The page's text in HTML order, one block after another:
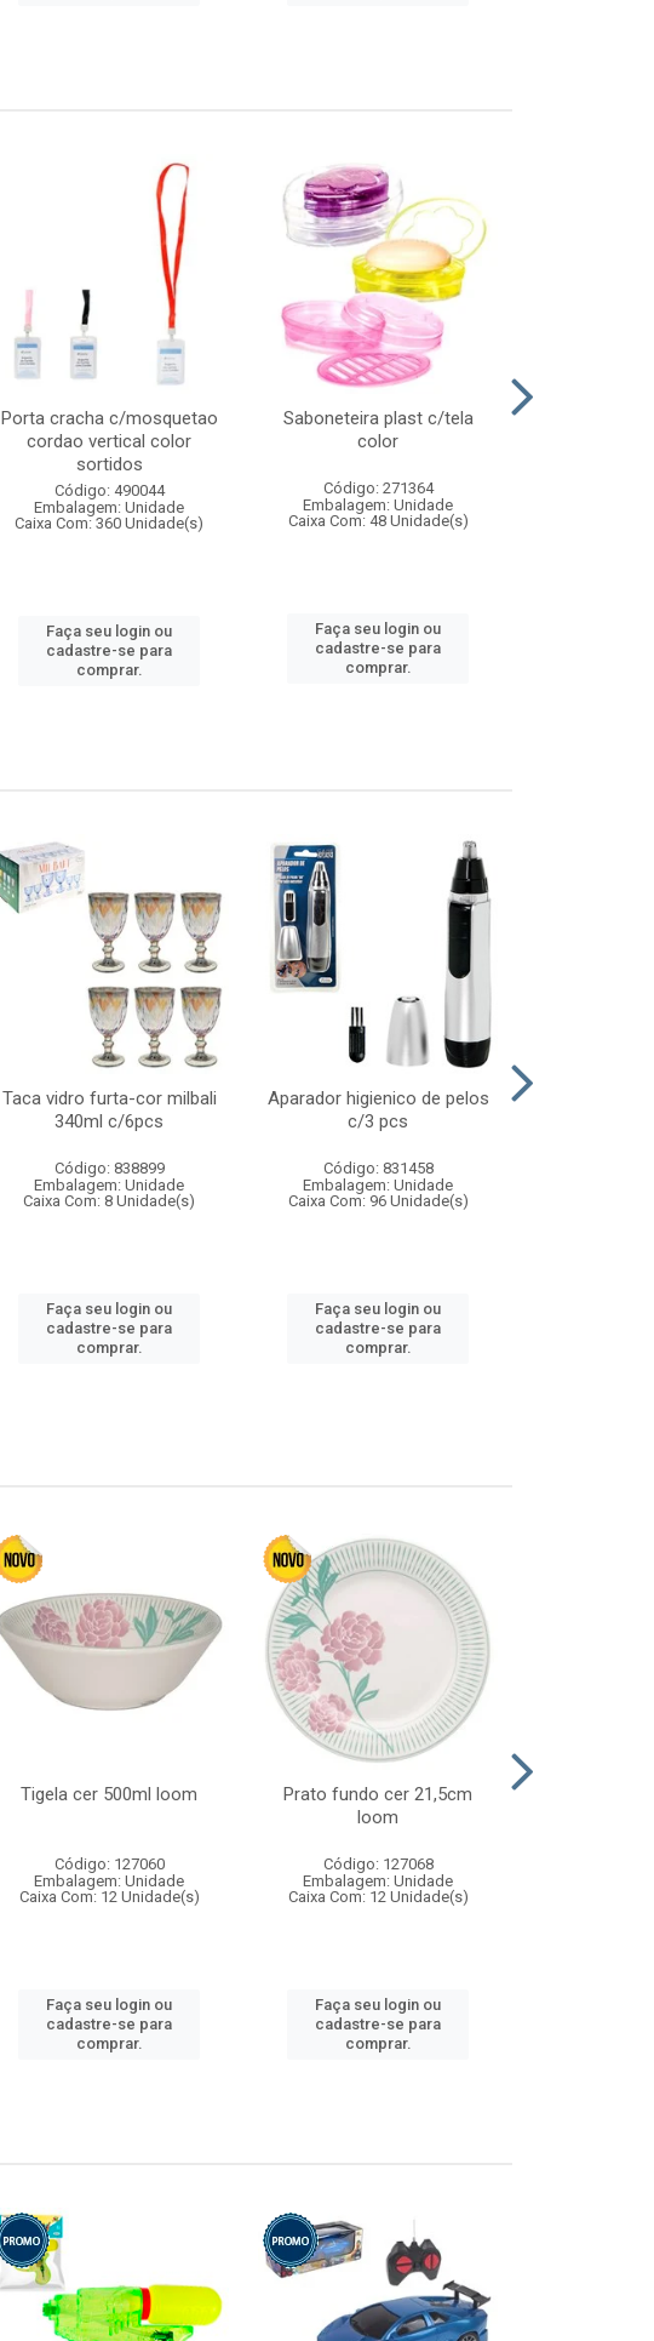
Porta cracha c/mosquetao
cordao vertical color
sortidos
Código: 490044
Embalagem: Unidade
Caixa Com: 360 Unidade(s)
Faça seu login ou
cadastre-se para
comprar.
Saboneteira plast c/tela
color
Código: 271364
Embalagem: Unidade
Caixa Com: 48 Unidade(s)
Faça seu login ou
cadastre-se para
comprar.
Taca vidro furta-cor milbali
340ml c/6pcs
Código: 838899
Embalagem: Unidade
Caixa Com: 8 Unidade(s)
Faça seu login ou
cadastre-se para
comprar.
Aparador higienico de pelos
c/3 pcs
Código: 831458
Embalagem: Unidade
Caixa Com: 96 Unidade(s)
Faça seu login ou
cadastre-se para
comprar.
Tigela cer 500ml loom
Código: 127060
Embalagem: Unidade
Caixa Com: 12 Unidade(s)
Faça seu login ou
cadastre-se para
comprar.
Prato fundo cer 21,5cm
loom
Código: 127068
Embalagem: Unidade
Caixa Com: 12 Unidade(s)
Faça seu login ou
cadastre-se para
comprar.